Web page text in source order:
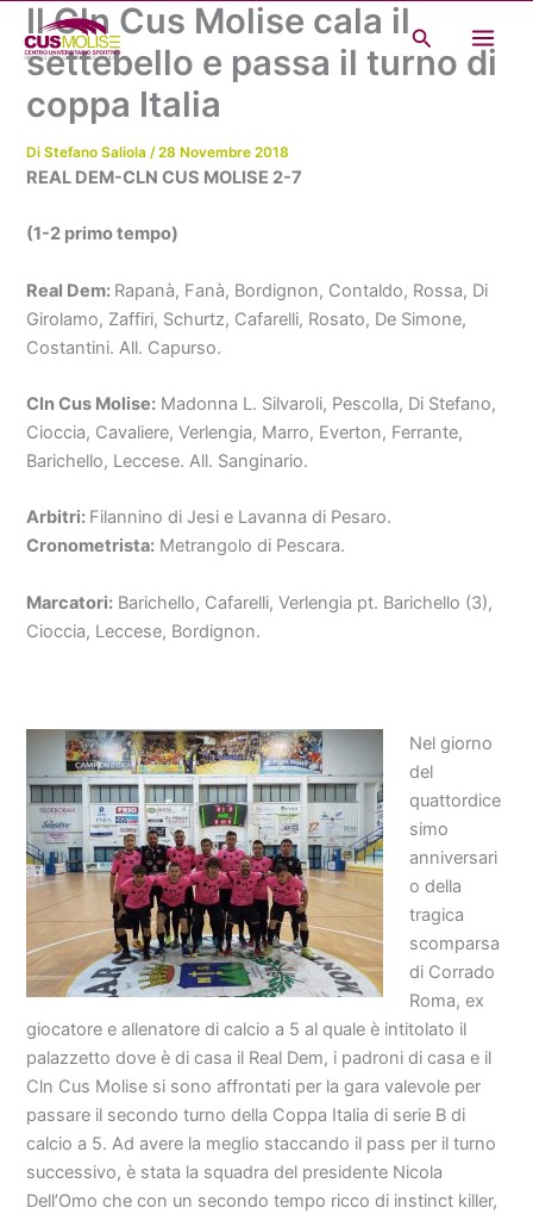
contenuto
Cerca
Il Cln Cus Molise cala il
settebello e passa il turno di
coppa Italia
DiStefano Saliola/28 Novembre 2018
REAL DEM-CLN CUS MOLISE 2-7
(1-2 primo tempo)
Real Dem: Rapanà, Fanà, Bordignon, Contaldo, Rossa, Di
Girolamo, Zaffiri, Schurtz, Cafarelli, Rosato, De Simone,
Costantini. All. Capurso.
Cln Cus Molise: Madonna L. Silvaroli, Pescolla, Di Stefano,
Cioccia, Cavaliere, Verlengia, Marro, Everton, Ferrante,
Barichello, Leccese. All. Sanginario.
Arbitri: Filannino di Jesi e Lavanna di Pesaro.
Cronometrista: Metrangolo di Pescara.
Marcatori: Barichello, Cafarelli, Verlengia pt. Barichello (3),
Cioccia, Leccese, Bordignon.
Nel giorno
del
quattordice
simo
anniversari
o della
tragica
scomparsa
di Corrado
Roma, ex
giocatore e allenatore di calcio a 5 al quale è intitolato il
palazzetto dove è di casa il Real Dem, i padroni di casa e il
Cln Cus Molise si sono affrontati per la gara valevole per
passare il secondo turno della Coppa Italia di serie B di
calcio a 5. Ad avere la meglio staccando il pass per il turno
successivo, è stata la squadra del presidente Nicola
Dell’Omo che con un secondo tempo ricco di instinct killer,